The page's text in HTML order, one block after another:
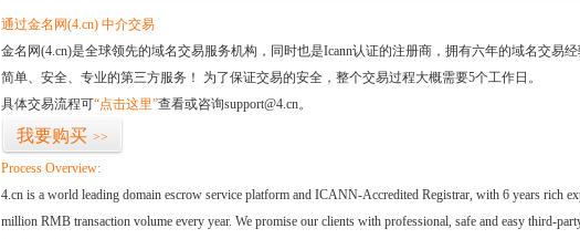
通过金名网(4.cn) 中介交易
金名网(4.cn)是全球领先的域名交易服务机构，同时也是Icann认证的注册商，拥有六年的域名交易
简单、安全、专业的第三方服务！ 为了保证交易的安全，整个交易过程大概需要5个工作日。
具体交易流程可“点击这里”查看或咨询support@4.cn。
我要购买 >>
Process Overview:
4.cn is a world leading domain escrow service platform and ICANN-Accredited Registrar, with 6 years rich
million RMB transaction volume every year. We promise our clients with professional, safe and easy third-